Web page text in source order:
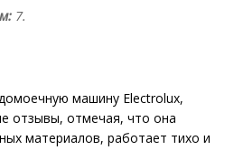
7.
машину Electrolux,
отзывы, отмечая, что она
материалов, работает тихо и